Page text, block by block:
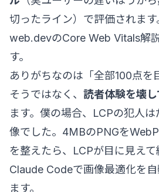
切ったライン）で評価されま
web.devのCore Web Vitals解
す。
ありがちなのは「全部100点を
そうではなく、 読者体験を壊
ます。僕の場合、LCPの犯人
像でした。4MBのPNGを
を整えたら、LCPが目に見え
Claude Codeで画像最適化を
ます。